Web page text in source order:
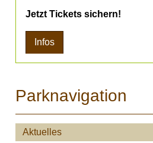
Jetzt Tickets sichern!
Infos
Parknavigation
Aktuelles